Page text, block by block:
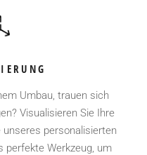
Umbau, trauen sich
Visualisieren Sie Ihre
personalisierten
perfekte Werkzeug, um